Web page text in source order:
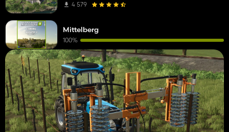
4 579
Mittelberg
100%